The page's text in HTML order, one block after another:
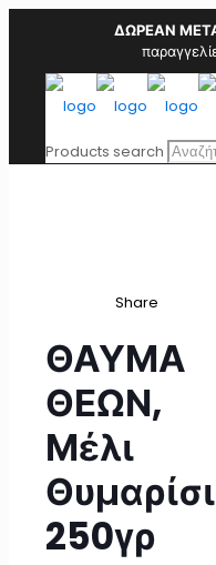
ΔΩΡΕΑΝ
Products search
Share
ΘΑΥΜΑ
ΘΕΩΝ,
Μέλι
250γρ